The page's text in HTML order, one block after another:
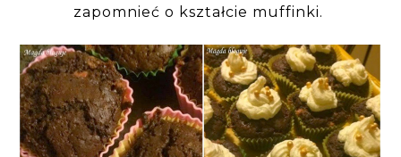
zapomnieć o kształcie muffinki.